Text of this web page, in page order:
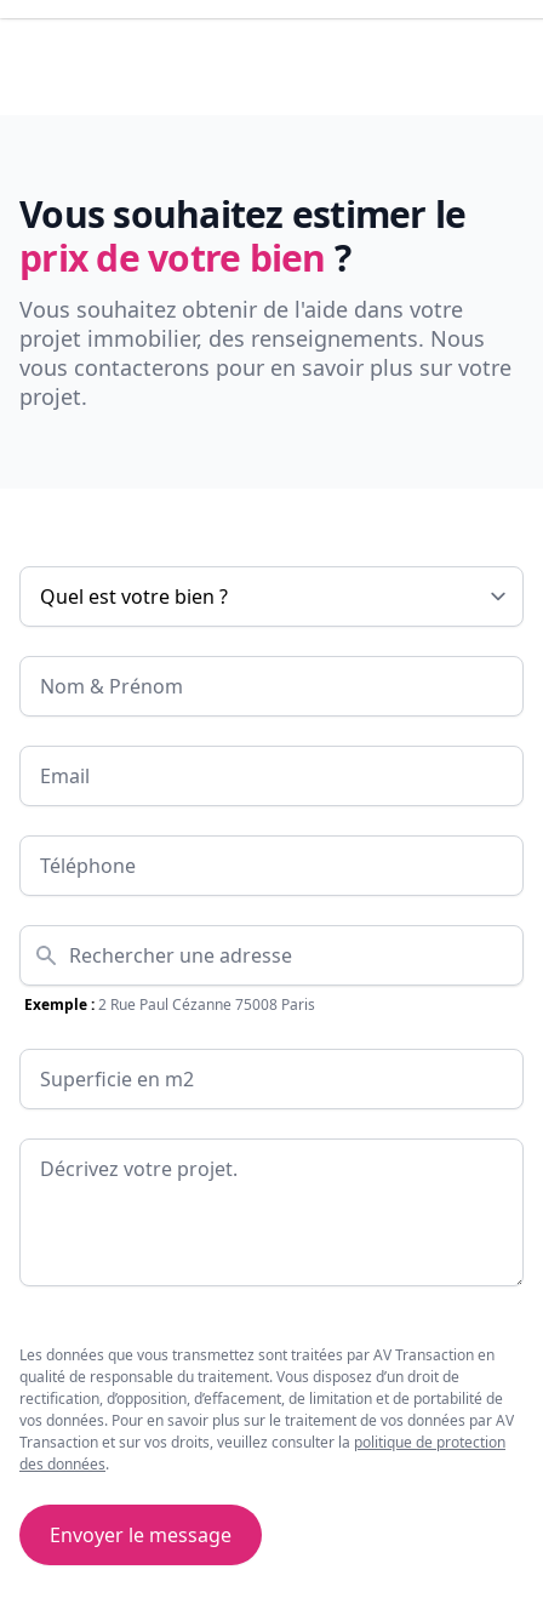
Vous souhaitez estimer le
prix de votre bien ?
Vous souhaitez obtenir de l'aide dans votre
projet immobilier, des renseignements. Nous
vous contacterons pour en savoir plus sur votre
projet.
Nom & Prénom
Email
Téléphone
Adresse
Exemple :2 Rue Paul Cézanne 75008 Paris
Surface
Message
Les données que vous transmettez sont traitées par AV Transaction en
qualité de responsable du traitement. Vous disposez d’un droit de
rectification, d’opposition, d’effacement, de limitation et de portabilité de
vos données. Pour en savoir plus sur le traitement de vos données par AV
Transaction et sur vos droits, veuillez consulter la politique de protection
des données.
Envoyer le message